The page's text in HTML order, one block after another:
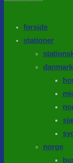
forside
stationer
danmark
norge